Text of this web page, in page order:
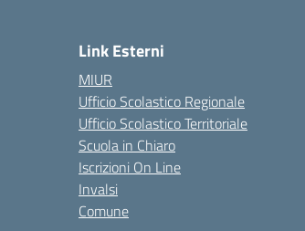
Link Esterni
MIUR
Ufficio Scolastico Regionale
Ufficio Scolastico Territoriale
Scuola in Chiaro
Iscrizioni On Line
Invalsi
Comune